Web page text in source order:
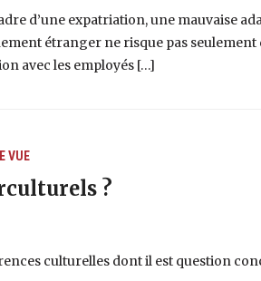
d’une expatriation, une mauvaise
étranger ne risque pas seulement
avec les employés […]
VUE
?
culturelles dont il est question